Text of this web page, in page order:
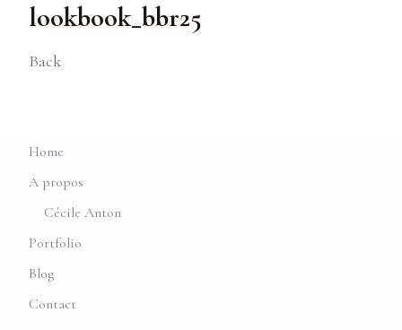
lookbook_bbr25
Back
Home
A propos
Cécile Anton
Portfolio
Blog
Contact